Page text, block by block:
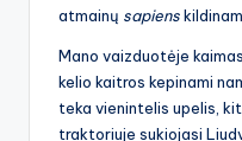
atmainų sapiens
Mano vaizduotėje
kelio kaitros kepinami
teka vienintelis upelis,
traktoriuje sukiojasi